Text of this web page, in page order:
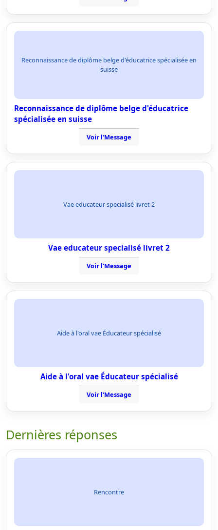
Reconnaissance de diplôme belge d'éducatrice spécialisée en
suisse
Reconnaissance de diplôme belge d'éducatrice
spécialisée en suisse
Voir l'Message
Vae educateur specialisé livret 2
Vae educateur specialisé livret 2
Voir l'Message
Aide à l'oral vae Éducateur spécialisé
Aide à l'oral vae Éducateur spécialisé
Voir l'Message
Dernières réponses
Rencontre